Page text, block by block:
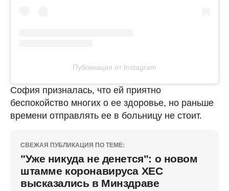
Публикация от Instagram
София призналась, что ей приятно
беспокойство многих о ее здоровье, но раньше
времени отправлять ее в больницу не стоит.
СВЕЖАЯ ПУБЛИКАЦИЯ ПО ТЕМЕ:
"Уже никуда не денется": о новом
штамме коронавируса ХЕС
высказались в Минздраве